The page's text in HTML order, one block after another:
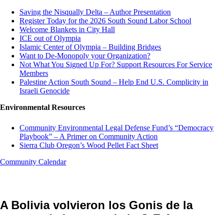
Saving the Nisqually Delta – Author Presentation
Register Today for the 2026 South Sound Labor School
Welcome Blankets in City Hall
ICE out of Olympia
Islamic Center of Olympia – Building Bridges
Want to De-Monopoly your Organization?
Not What You Signed Up For? Support Resources For Service
Members
Palestine Action South Sound – Help End U.S. Complicity in
Israeli Genocide
Environmental Resources
Community Environmental Legal Defense Fund’s “Democracy
Playbook” – A Primer on Community Action
Sierra Club Oregon’s Wood Pellet Fact Sheet
Community Calendar
A Bolivia volvieron los Gonis de la